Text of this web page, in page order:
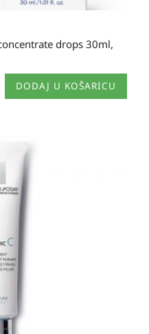
drops 30ml,
DODAJ U KOŠARICU